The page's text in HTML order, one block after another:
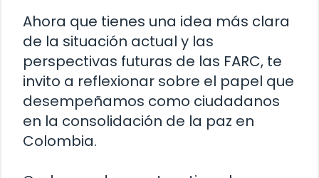
Ahora que tienes una idea más clara
de la situación actual y las
perspectivas futuras de las FARC, te
invito a reflexionar sobre el papel que
desempeñamos como ciudadanos
en la consolidación de la paz en
Colombia.